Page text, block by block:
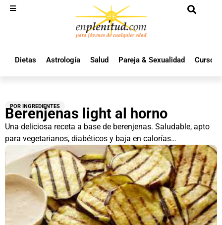
Dietas Astrología Salud Pareja & Sexualidad Cursos
POR INGREDIENTES
Berenjenas light al horno
Una deliciosa receta a base de berenjenas. Saludable, apto
para vegetarianos, diabéticos y baja en calorías…